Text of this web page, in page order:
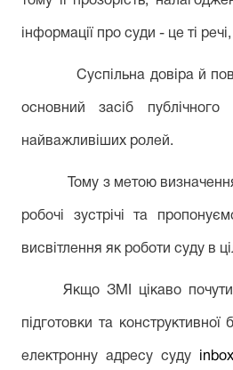
інформації про суди - це ті
Суспільна довіра й
основний засіб
найважливіших ролей.
Тому з метою
робочі зустрічі та
висвітлення як роботи суду в
Якщо ЗМІ цікаво
підготовки та
електронну адресу суду